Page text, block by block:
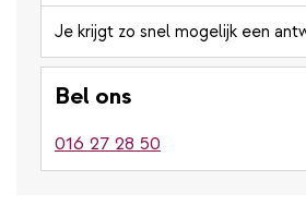
Je krijgt zo snel mogelijk een
Bel ons
016 27 28 50